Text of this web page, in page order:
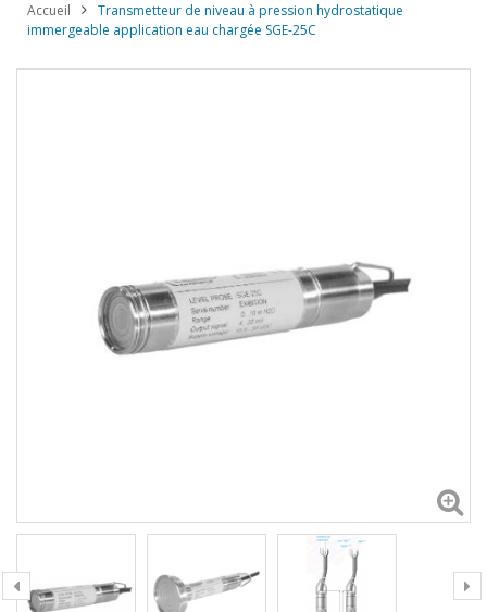
Accueil
Transmetteur de niveau à pression hydrostatique
immergeable application eau chargée SGE-25C